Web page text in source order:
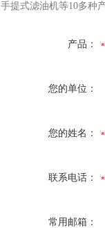
手提式滤油机等10多种
产品：
您的单位：
您的姓名：
联系电话：
常用邮箱：